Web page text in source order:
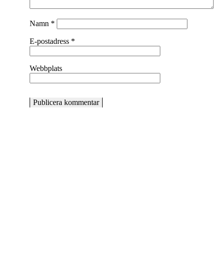
Namn *
E-postadress *
Webbplats